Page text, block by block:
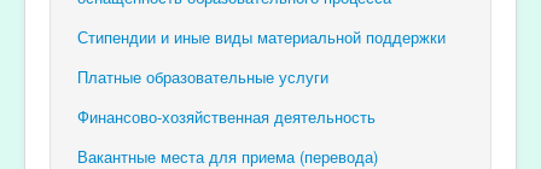
Стипендии и иные виды материальной поддержки
Платные образовательные услуги
Финансово-хозяйственная деятельность
Вакантные места для приема (перевода)